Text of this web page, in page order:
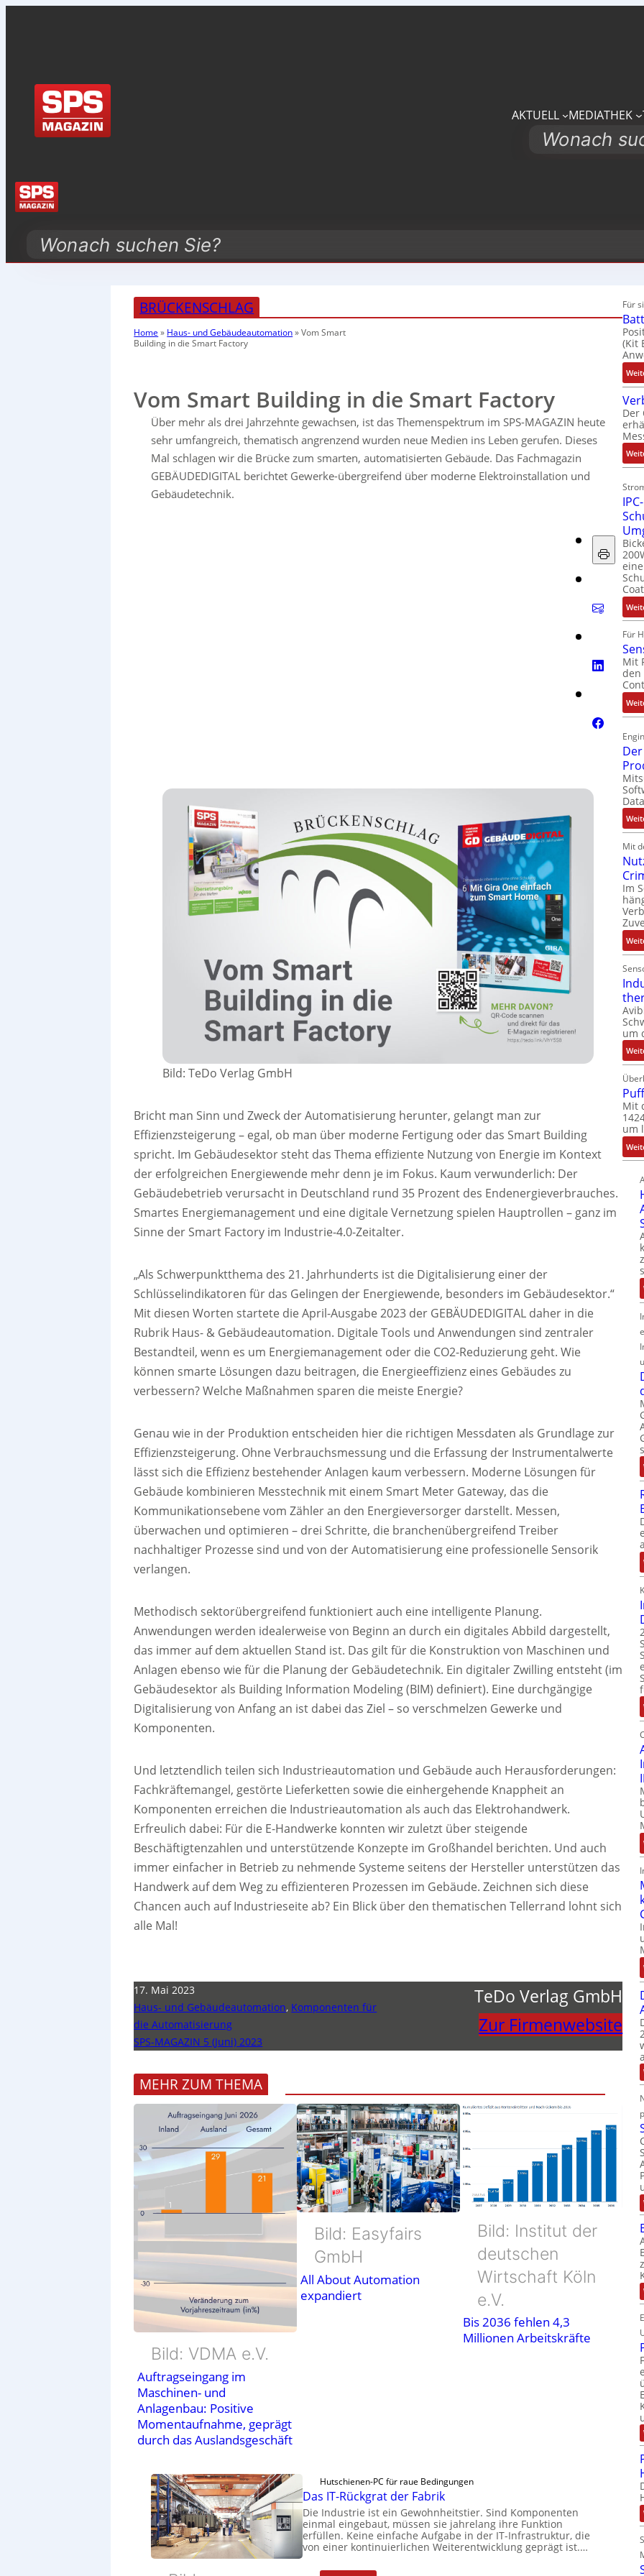
AKTUELL MEDIATHEK
Search
Search
BRÜCKENSCHLAG
Home » Haus- und Gebäudeautomation»Vom Smart
Building in die Smart Factory
Vom Smart Building in die Smart Factory
Über mehr als drei Jahrzehnte gewachsen, ist das Themenspektrum im SPS-MAGAZIN heute
sehr umfangreich, thematisch angrenzend wurden neue Medien ins Leben gerufen. Dieses
Mal schlagen wir die Brücke zum smarten, automatisierten Gebäude. Das Fachmagazin
GEBÄUDEDIGITAL berichtet Gewerke-übergreifend über moderne Elektroinstallation und
Gebäudetechnik.
Bild: TeDo Verlag GmbH
Bricht man Sinn und Zweck der Automatisierung herunter, gelangt man zur
Effizienzsteigerung – egal, ob man über moderne Fertigung oder das Smart Building
spricht. Im Gebäudesektor steht das Thema effiziente Nutzung von Energie im Kontext
der erfolgreichen Energiewende mehr denn je im Fokus. Kaum verwunderlich: Der
Gebäudebetrieb verursacht in Deutschland rund 35 Prozent des Endenergieverbrauches.
Smartes Energiemanagement und eine digitale Vernetzung spielen Hauptrollen – ganz im
Sinne der Smart Factory im Industrie-4.0-Zeitalter.
„Als Schwerpunktthema des 21. Jahrhunderts ist die Digitalisierung einer der
Schlüsselindikatoren für das Gelingen der Energiewende, besonders im Gebäudesektor.“
Mit diesen Worten startete die April-Ausgabe 2023 der GEBÄUDEDIGITAL daher in die
Rubrik Haus- & Gebäudeautomation. Digitale Tools und Anwendungen sind zentraler
Bestandteil, wenn es um Energiemanagement oder die CO2-Reduzierung geht. Wie
können smarte Lösungen dazu beitragen, die Energieeffizienz eines Gebäudes zu
verbessern? Welche Maßnahmen sparen die meiste Energie?
Genau wie in der Produktion entscheiden hier die richtigen Messdaten als Grundlage zur
Effizienzsteigerung. Ohne Verbrauchsmessung und die Erfassung der Instrumentalwerte
lässt sich die Effizienz bestehender Anlagen kaum verbessern. Moderne Lösungen für
Gebäude kombinieren Messtechnik mit einem Smart Meter Gateway, das die
Kommunikationsebene vom Zähler an den Energieversorger darstellt. Messen,
überwachen und optimieren – drei Schritte, die branchenübergreifend Treiber
nachhaltiger Prozesse sind und von der Automatisierung eine professionelle Sensorik
verlangen.
Methodisch sektorübergreifend funktioniert auch eine intelligente Planung.
Anwendungen werden idealerweise von Beginn an durch ein digitales Abbild dargestellt,
das immer auf dem aktuellen Stand ist. Das gilt für die Konstruktion von Maschinen und
Anlagen ebenso wie für die Planung der Gebäudetechnik. Ein digitaler Zwilling entsteht (im
Gebäudesektor als Building Information Modeling (BIM) definiert). Eine durchgängige
Digitalisierung von Anfang an ist dabei das Ziel – so verschmelzen Gewerke und
Komponenten.
Und letztendlich teilen sich Industrieautomation und Gebäude auch Herausforderungen:
Fachkräftemangel, gestörte Lieferketten sowie die einhergehende Knappheit an
Komponenten erreichen die Industrieautomation als auch das Elektrohandwerk.
Erfreulich dabei: Für die E-Handwerke konnten wir zuletzt über steigende
Beschäftigtenzahlen und unterstützende Konzepte im Großhandel berichten. Und auch
immer einfacher in Betrieb zu nehmende Systeme seitens der Hersteller unterstützen das
Handwerk auf dem Weg zu effizienteren Prozessen im Gebäude. Zeichnen sich diese
Chancen auch auf Industrieseite ab? Ein Blick über den thematischen Tellerrand lohnt sich
alle Mal!
17. Mai 2023
Haus- und Gebäudeautomation, Komponenten für
die Automatisierung
SPS-MAGAZIN 5 (Juni) 2023
TeDo Verlag GmbH
Zur Firmenwebsite
MEHR ZUM THEMA
Bild: VDMA e.V.
Auftragseingang im
Maschinen- und
Anlagenbau: Positive
Momentaufnahme, geprägt
durch das Auslandsgeschäft
Bild: Easyfairs
GmbH
All About Automation
expandiert
Bild: Institut der
deutschen
Wirtschaft Köln
e.V.
Bis 2036 fehlen 4,3
Millionen Arbeitskräfte
Hutschienen-PC für raue Bedingungen
Das IT-Rückgrat der Fabrik
Die Industrie ist ein Gewohnheitstier. Sind Komponenten
einmal eingebaut, müssen sie jahrelang ihre Funktion
erfüllen. Keine einfache Aufgabe in der IT-Infrastruktur, die
von einer kontinuierlichen Weiterentwicklung geprägt ist.…
Für
(Kit
Der
Für
Mit
den
Mit
Im
um
Mit
um